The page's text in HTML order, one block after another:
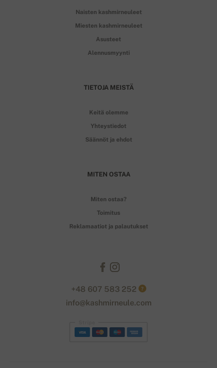
Naisten kashmirneuleet
Miesten kashmirneuleet
Asusteet
Alennusmyynti
TIETOJA MEISTÄ
Keitä olemme
Yhteystiedot
Säännöt ja ehdot
MITEN OSTAA
Miten ostaa?
Toimitus
Reklamaatiot ja palautukset
+48 607 583 252 ?
info@kashmirneule.com